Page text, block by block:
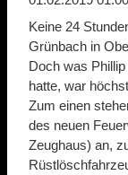
Keine 24
Grünbach in
Doch was
hatte, war
Zum einen
des neuen
Zeughaus) an,